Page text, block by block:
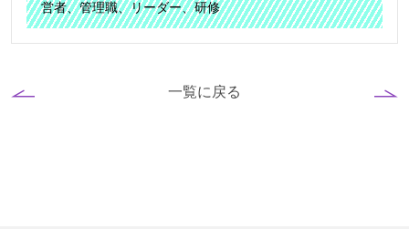
営者、管理職、リーダー、研修
一覧に戻る